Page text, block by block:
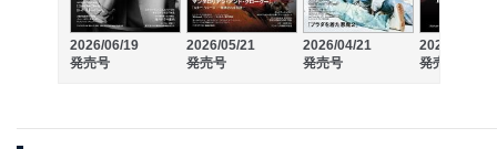
2026/06/19
発売号
2026/05/21
発売号
2026/04/21
発売号
2026/03/19
発売号